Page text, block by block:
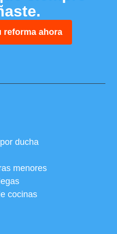
reforma ahora
ducha
menores
cocinas